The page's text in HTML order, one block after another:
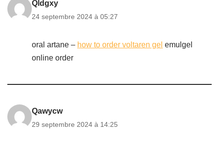
Qldgxy
24 septembre 2024 à 05:27
oral artane – how to order voltaren gel emulgel
online order
Qawycw
29 septembre 2024 à 14:25